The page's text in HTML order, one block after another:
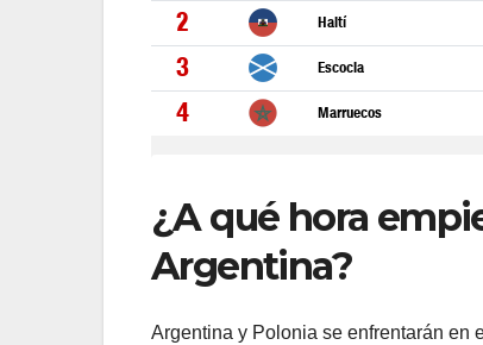
¿A qué hora
Argentina?
Argentina y Polonia se enfrentarán en